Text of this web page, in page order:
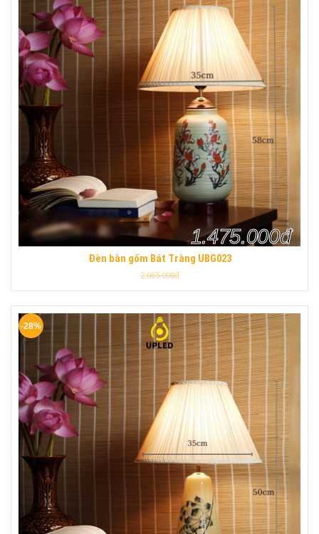
Đèn bàn gốm Bát Tràng UBG023
1.475.000đ
2.065.000đ
-28%